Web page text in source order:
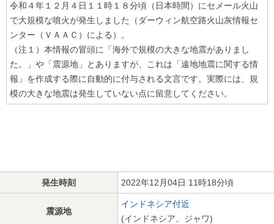
令和４年１２月４日１１時１８分頃（日本時間）にセメール火山
で大規模な噴火が発生しました（ダーウィン航空路火山灰情報セ
ンター（ＶＡＡＣ）による）。
（注１）本情報の冒頭に「海外で規模の大きな地震がありまし
た。」や「震源地」とありますが、これは「遠地地震に関する情
報」を作成する際に自動的に付与される文言です。実際には、規
模の大きな地震は発生していない点に留意してください。
発生時刻 2022年12月04日 11時18分頃
震源地
インドネシア付近
(インドネシア、ジャワ)